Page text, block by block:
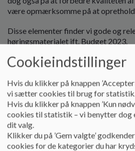
være opmærksomme på at
Disse elementer finder vi gode og
høringsmaterialet ift. Budget 2023.
osv. er medvirkende til godt
Vi sætter pris på at der er fokus på
bæredygtighed.
Disse elementer finder vi
ift. Budget 2023.
Vi oplever det som problematisk at
høringsmaterialet, når man ikke er
Cookieindstillinger
Hvis du klikker på knappen ’Accepter
vi sætter cookies til brug for
Hvis du klikker på knappen ’Kun
cookies til statistik – vi benytter dog
dit valg.
Klikker du på ’Gem valgte’
cookies for de kategorier du har